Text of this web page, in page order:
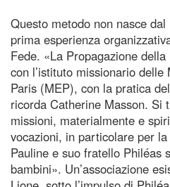
Questo metodo non nasce
prima esperienza
Fede. «La Propagazione
con l’istituto missionario
Paris (MEP), con la pratica
ricorda Catherine Masson. Si
missioni, materialmente e
vocazioni, in particolare per
Pauline e suo fratello Philéas
bambini». Un’associazione